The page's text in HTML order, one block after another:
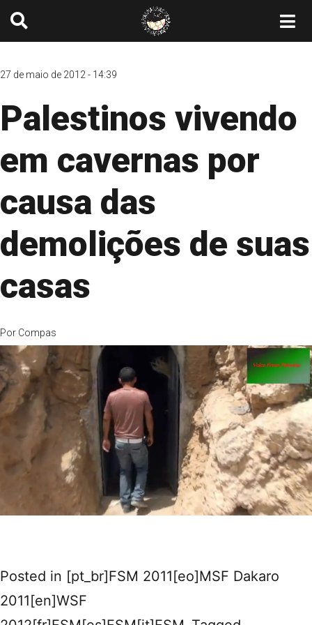
27 de maio de 2012 - 14:39
Palestinos vivendo
em cavernas por
causa das
demolições de suas
casas
Por Compas
Posted in [pt_br]FSM 2011[eo]MSF Dakaro
2011[en]WSF